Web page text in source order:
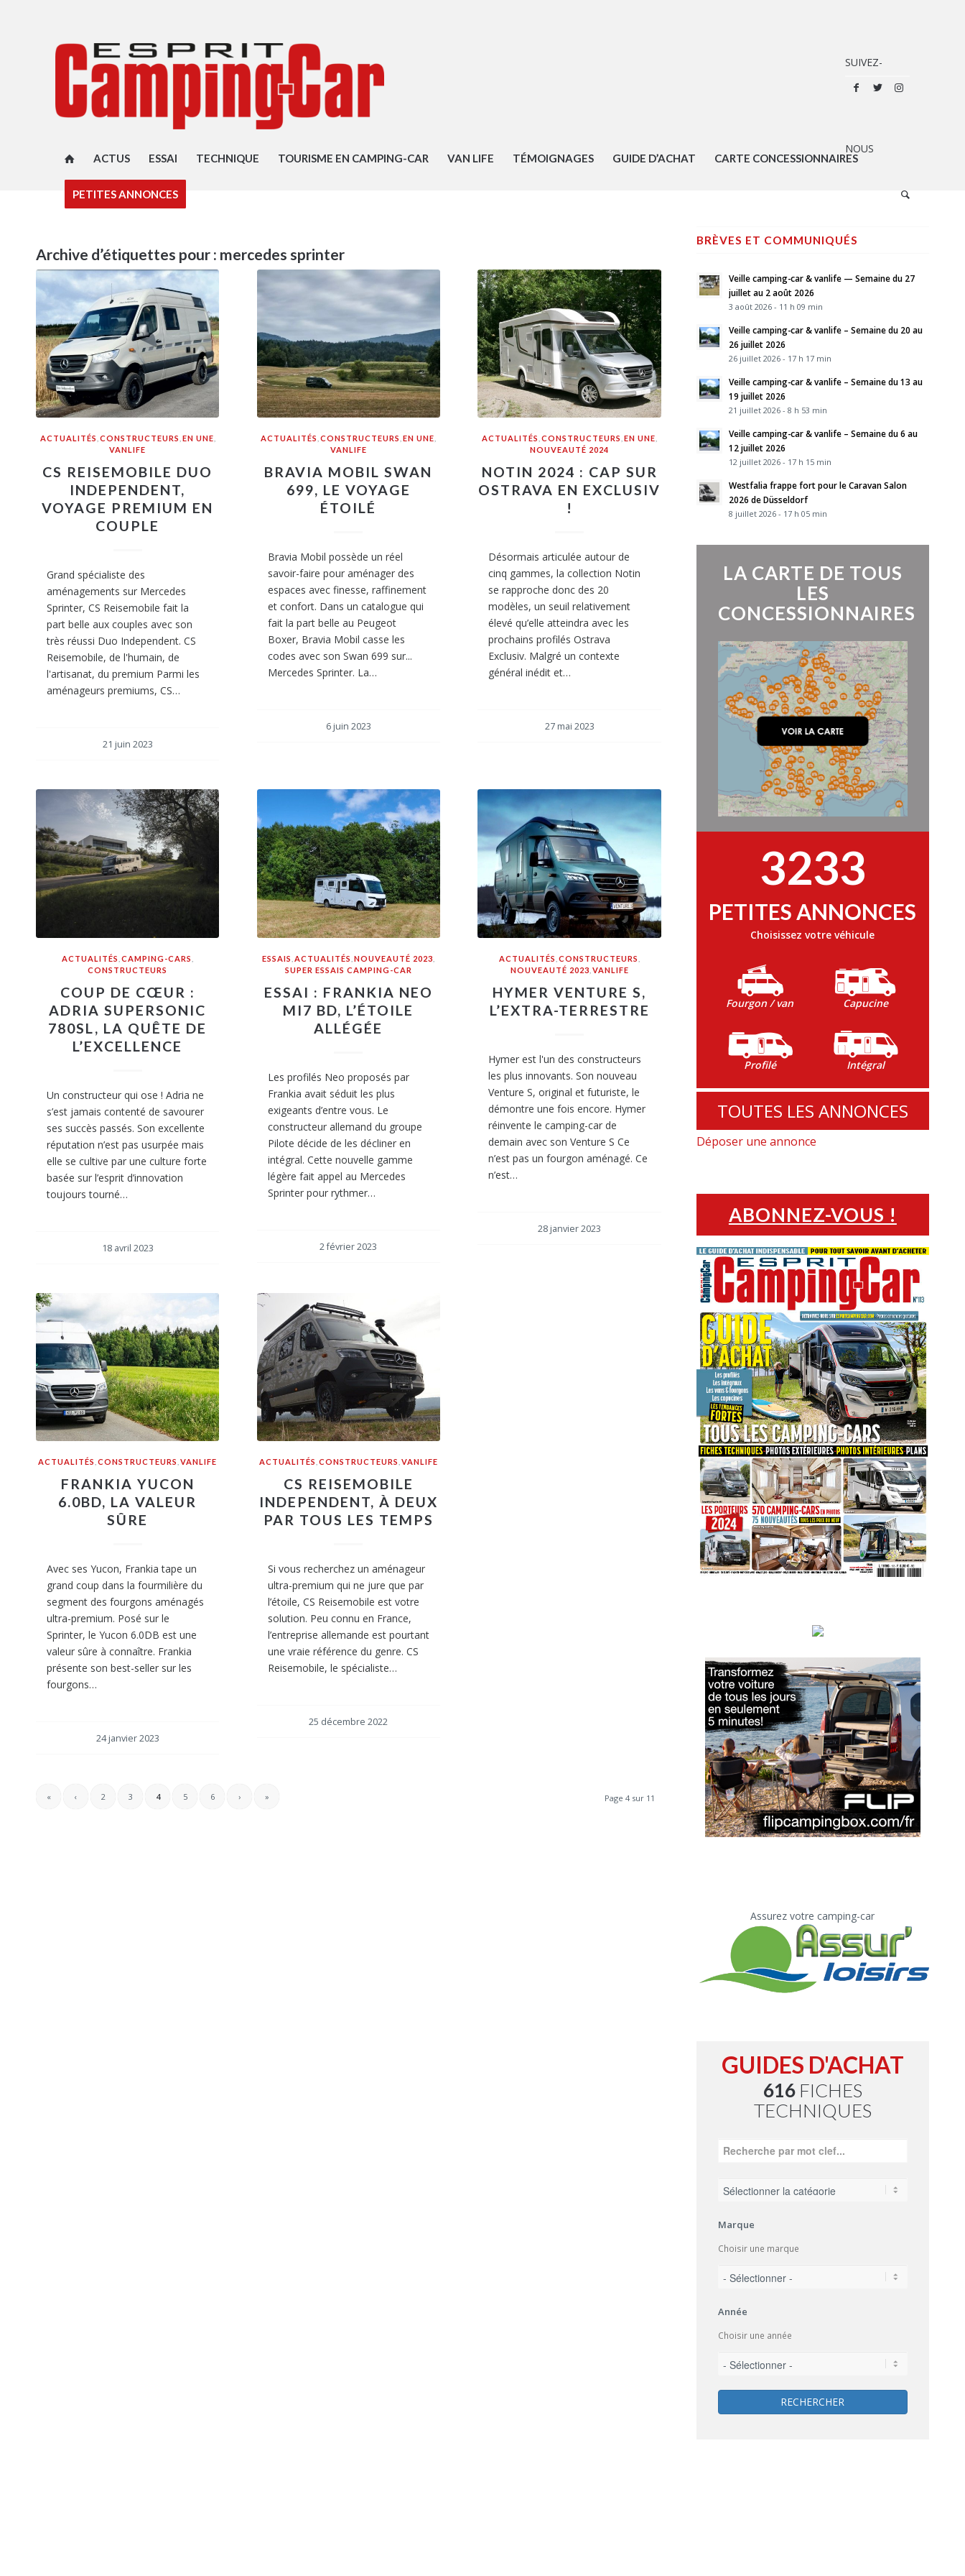
ACTUS ESSAI TECHNIQUE TOURISME EN CAMPING-CAR VAN LIFE TÉMOIGNAGES GUIDE D’ACHAT CARTE CONCESSIONNAIRES
PETITES ANNONCES
Archive d’étiquettes pour : mercedes sprinter
ACTUALITÉS CONSTRUCTEURS EN UNE
VANLIFE
CS REISEMOBILE DUO
INDEPENDENT,
VOYAGE PREMIUM EN
COUPLE
Grand spécialiste des
aménagements sur Mercedes
Sprinter, CS Reisemobile fait la
part belle aux couples avec son
très réussi Duo Independent. CS
Reisemobile, de l'humain, de
l'artisanat, du premium Parmi les
aménageurs premiums, CS…
21 juin 2023
ACTUALITÉS ,CONSTRUCTEURS ,EN UNE
VANLIFE
BRAVIA MOBIL SWAN
699, LE VOYAGE
ÉTOILÉ
Bravia Mobil possède un réel
savoir-faire pour aménager des
espaces avec finesse, raffinement
et confort. Dans un catalogue qui
fait la part belle au Peugeot
Boxer, Bravia Mobil casse les
codes avec son Swan 699 sur...
Mercedes Sprinter. La…
6 juin 2023
ACTUALITÉS ,CONSTRUCTEURS ,EN UNE
NOUVEAUTÉ 2024
NOTIN 2024 : CAP SUR
OSTRAVA EN EXCLUSIV
!
Désormais articulée autour de
cinq gammes, la collection Notin
se rapproche donc des 20
modèles, un seuil relativement
élevé qu’elle atteindra avec les
prochains profilés Ostrava
Exclusiv. Malgré un contexte
général inédit et…
27 mai 2023
ACTUALITÉS ,CAMPING-CARS
CONSTRUCTEURS
COUP DE CŒUR :
ADRIA SUPERSONIC
780SL, LA QUÊTE DE
L’EXCELLENCE
Un constructeur qui ose ! Adria ne
s’est jamais contenté de savourer
ses succès passés. Son excellente
réputation n’est pas usurpée mais
elle se cultive par une culture forte
basée sur l’esprit d’innovation
toujours tourné…
18 avril 2023
ESSAIS ,ACTUALITÉS ,NOUVEAUTÉ 2023
SUPER ESSAIS CAMPING-CAR
ESSAI : FRANKIA NEO
MI7 BD, L’ÉTOILE
ALLÉGÉE
Les profilés Neo proposés par
Frankia avait séduit les plus
exigeants d’entre vous. Le
constructeur allemand du groupe
Pilote décide de les décliner en
intégral. Cette nouvelle gamme
légère fait appel au Mercedes
Sprinter pour rythmer…
2 février 2023
ACTUALITÉS ,CONSTRUCTEURS
NOUVEAUTÉ 2023 VANLIFE
HYMER VENTURE S,
L’EXTRA-TERRESTRE
Hymer est l'un des constructeurs
les plus innovants. Son nouveau
Venture S, original et futuriste, le
démontre une fois encore. Hymer
réinvente le camping-car de
demain avec son Venture S Ce
n’est pas un fourgon aménagé. Ce
n’est…
28 janvier 2023
ACTUALITÉS ,CONSTRUCTEURS ,VANLIFE
FRANKIA YUCON
6.0BD, LA VALEUR
SÛRE
Avec ses Yucon, Frankia tape un
grand coup dans la fourmilière du
segment des fourgons aménagés
ultra-premium. Posé sur le
Sprinter, le Yucon 6.0DB est une
valeur sûre à connaître. Frankia
présente son best-seller sur les
fourgons…
24 janvier 2023
ACTUALITÉS CONSTRUCTEURS VANLIFE
CS REISEMOBILE
INDEPENDENT, À DEUX
PAR TOUS LES TEMPS
Si vous recherchez un aménageur
ultra-premium qui ne jure que par
l’étoile, CS Reisemobile est votre
solution. Peu connu en France,
l’entreprise allemande est pourtant
une vraie référence du genre. CS
Reisemobile, le spécialiste…
25 décembre 2022
Page 4 sur 11
« ‹ 2 3 4 5 6 › »
BRÈVES ET COMMUNIQUÉS
Veille camping-car & vanlife — Semaine du 27
juillet au 2 août 2026
3 août 2026 - 11 h 09 min
Veille camping-car & vanlife – Semaine du 20 au
26 juillet 2026
26 juillet 2026 - 17 h 17 min
Veille camping-car & vanlife – Semaine du 13 au
19 juillet 2026
21 juillet 2026 - 8 h 53 min
Veille camping-car & vanlife – Semaine du 6 au
12 juillet 2026
12 juillet 2026 - 17 h 15 min
Westfalia frappe fort pour le Caravan Salon
2026 de Düsseldorf
8 juillet 2026 - 17 h 05 min
LA CARTE DE TOUS
LES
CONCESSIONNAIRES
3233
PETITES ANNONCES
Choisissez votre véhicule
Fourgon / van Capucine
Profilé Intégral
TOUTES LES ANNONCES
Déposer une annonce
ABONNEZ-VOUS !
Assurez votre camping-car
GUIDES D'ACHAT
616FICHES
TECHNIQUES
Marque
Choisir une marque
Année
Choisir une année
RECHERCHER